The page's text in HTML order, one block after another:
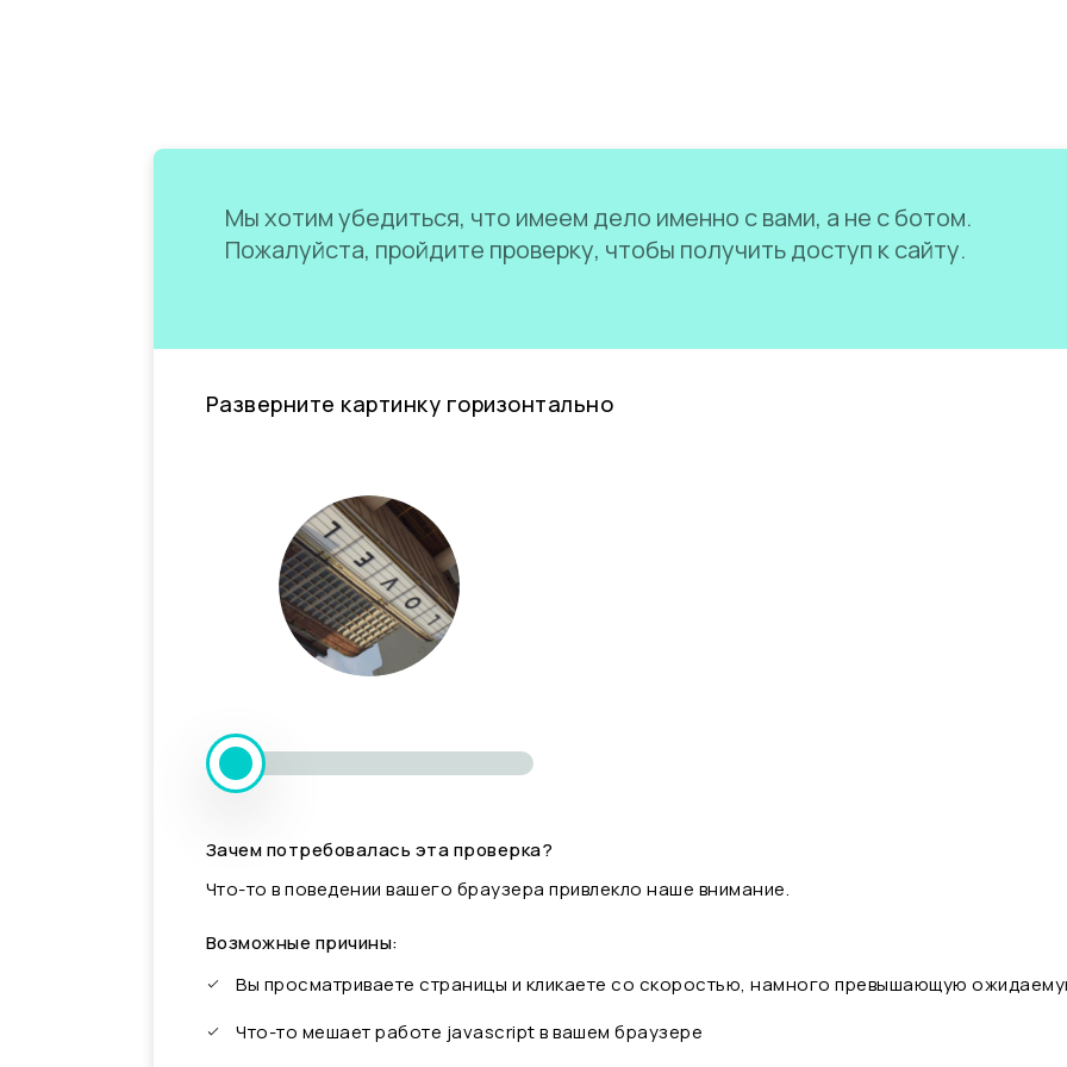
Мы хотим убедиться, что имеем дело именно с вами, а не с ботом.
Пожалуйста, пройдите проверку, чтобы получить доступ к сайту.
Разверните картинку горизонтально
Зачем потребовалась эта проверка?
Что-то в поведении вашего браузера привлекло наше внимание.
Возможные причины:
Вы просматриваете страницы и кликаете со скоростью, намного превышающую
Что-то мешает работе javascript в вашем браузере